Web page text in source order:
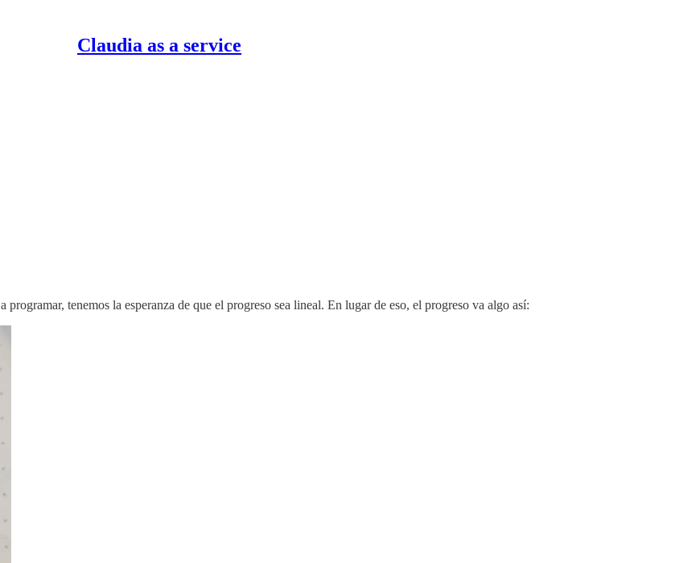
Claudia as a service
tenemos la esperanza de que el progreso sea lineal. En lugar de eso, el progreso va algo así: